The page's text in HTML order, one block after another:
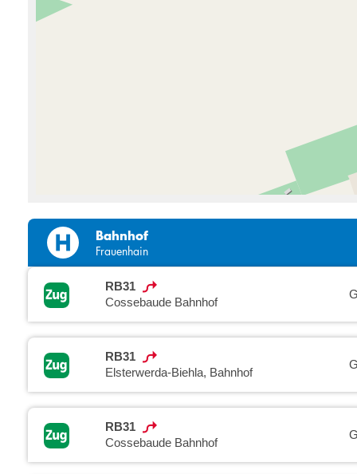
Bahnhof
Frauenhain
RB31
Cossebaude Bahnhof
RB31
Elsterwerda-Biehla, Bahnhof
RB31
Cossebaude Bahnhof